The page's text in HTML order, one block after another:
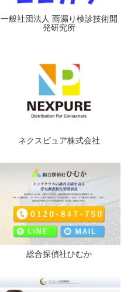
一般社団法人 雨漏り検診技術開
発研究所
ネクスピュア株式会社
総合探偵社ひむか